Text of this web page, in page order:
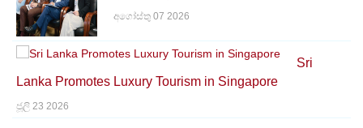
අගෝස්තු 07 2026
Sri
Lanka Promotes Luxury Tourism in Singapore
ජූලි 23 2026